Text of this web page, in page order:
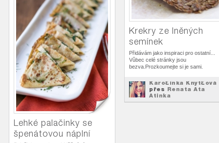
Krekry ze lněných
semínek
Přidávám jako inspiraci pro ostatní...
Vůbec celé stránky jsou
bezva.Prozkoumejte si je sami.
KaroŁínka KnytŁová
přes Renata Ata
Atinka
naRecepty
Lehké palačinky se
špenátovou náplní